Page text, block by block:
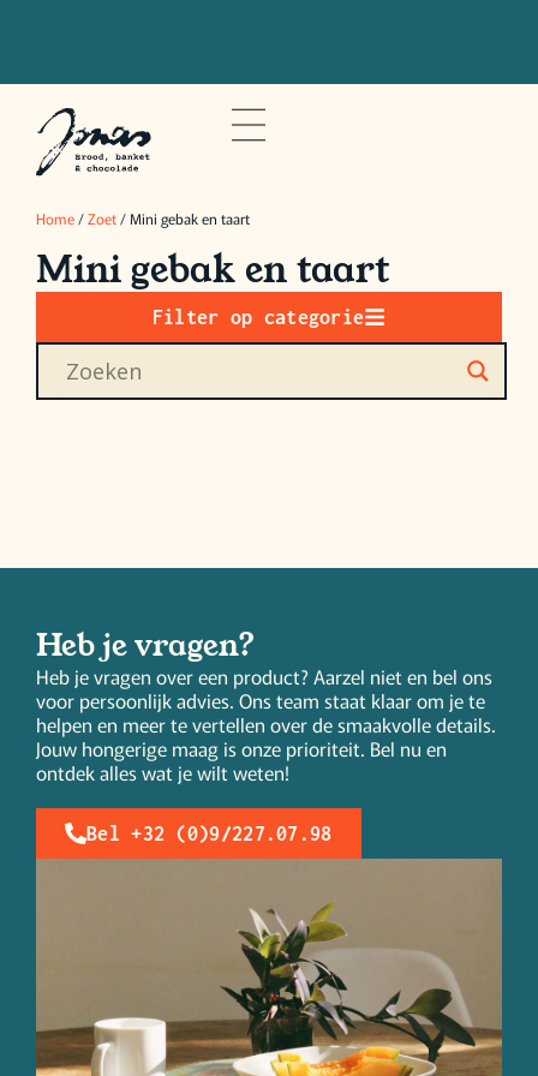
Bestel voor 20u om je bestelling de
volgende dag op te halen
Home/Zoet/ Mini gebak en taart
Mini gebak en taart
Filter op categorie
Heb je vragen?
Heb je vragen over een product? Aarzel niet en bel ons
voor persoonlijk advies. Ons team staat klaar om je te
helpen en meer te vertellen over de smaakvolle details.
Jouw hongerige maag is onze prioriteit. Bel nu en
ontdek alles wat je wilt weten!
Bel +32 (0)9/227.07.98